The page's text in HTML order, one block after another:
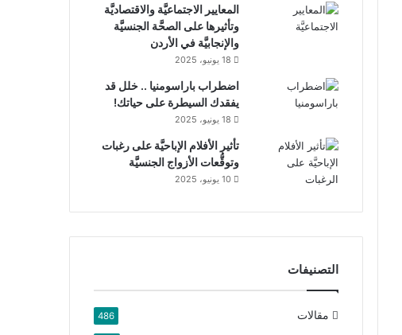
المعايير الاجتماعيَّة والاقتصاديَّة
وتأثيرها على الصحَّة الجنسيَّة
والإنجابيَّة في الأردن
18 يونيو، 2025
اضطراب باراسومنيا .. خلل قد
يفقدك السيطرة على حياتك!
18 يونيو، 2025
تأثير الأفلام الإباحيَّة على رغبات
وتوقُّعات الأزواج الجنسيَّة
10 يونيو، 2025
التصنيفات
مقالات 486